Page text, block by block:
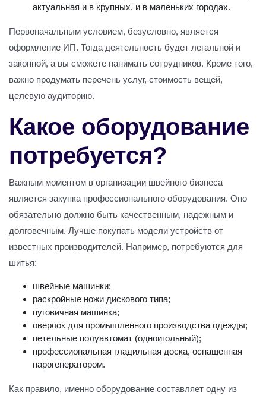
актуальная и в крупных, и в маленьких городах.
Первоначальным условием, безусловно, является
оформление ИП. Тогда деятельность будет легальной и
законной, а вы сможете нанимать сотрудников. Кроме того,
важно продумать перечень услуг, стоимость вещей,
целевую аудиторию.
Какое оборудование
потребуется?
Важным моментом в организации швейного бизнеса
является закупка профессионального оборудования. Оно
обязательно должно быть качественным, надежным и
долговечным. Лучше покупать модели устройств от
известных производителей. Например, потребуются для
шитья:
швейные машинки;
раскройные ножи дискового типа;
пуговичная машинка;
оверлок для промышленного производства одежды;
петельные полуавтомат (одноигольный);
профессиональная гладильная доска, оснащенная
парогенератором.
Как правило, именно оборудование составляет одну из